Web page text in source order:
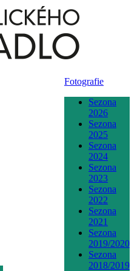
Fotografie
Sezona
2026
Sezona
2025
Sezona
2024
Sezona
2023
Sezona
2022
Sezona
2021
Sezona
2019/2020
Sezona
2018/2019